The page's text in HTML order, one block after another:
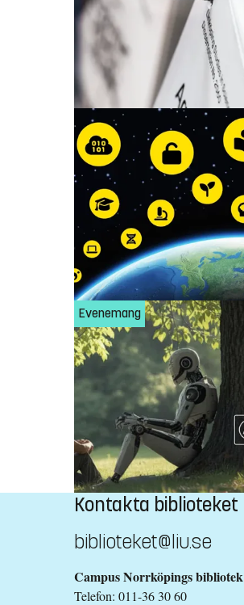
Evenemang
Kontakta biblioteket
biblioteket@liu.se
Campus Norrköpings bibliotek
Telefon: 011-36 30 60